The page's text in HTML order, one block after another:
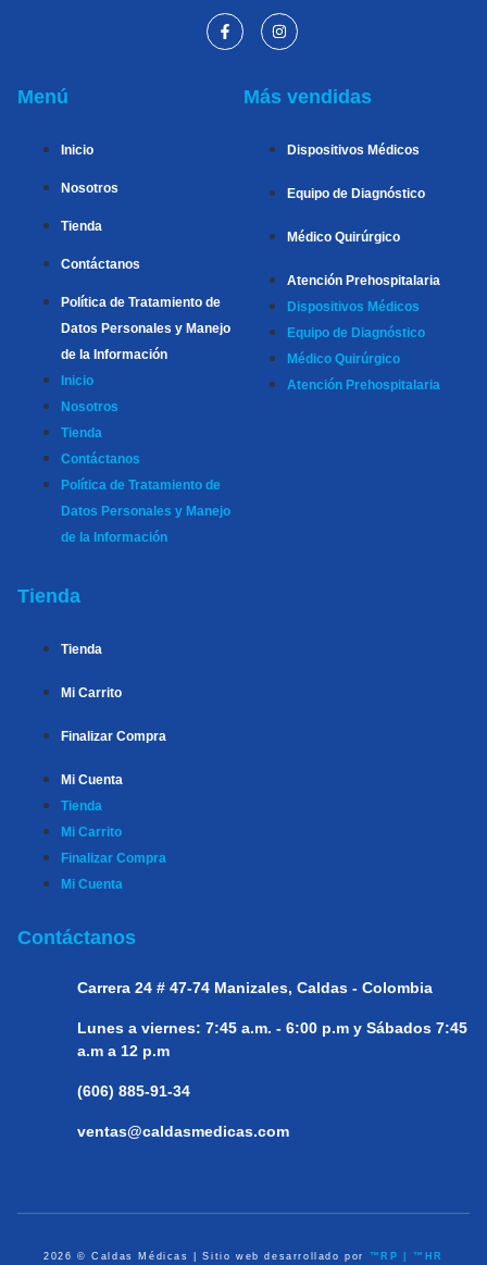
Menú
Inicio
Nosotros
Tienda
Contáctanos
Política de Tratamiento de
Datos Personales y Manejo
de la Información
Inicio
Nosotros
Tienda
Contáctanos
Política de Tratamiento de
Datos Personales y Manejo
de la Información
Más vendidas
Dispositivos Médicos
Equipo de Diagnóstico
Médico Quirúrgico
Atención Prehospitalaria
Dispositivos Médicos
Equipo de Diagnóstico
Médico Quirúrgico
Atención Prehospitalaria
Tienda
Tienda
Mi Carrito
Finalizar Compra
Mi Cuenta
Tienda
Mi Carrito
Finalizar Compra
Mi Cuenta
Contáctanos
Carrera 24 # 47-74 Manizales, Caldas - Colombia
Lunes a viernes: 7:45 a.m. - 6:00 p.m y Sábados 7:45
a.m a 12 p.m
(606) 885-91-34
ventas@caldasmedicas.com
2026 © Caldas Médicas | Sitio web desarrollado por ™RP | ™HR